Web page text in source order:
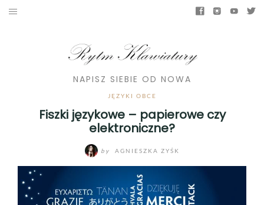
NAPISZ SIEBIE OD NOWA
JĘZYKI OBCE
Fiszki językowe – papierowe czy
elektroniczne?
by AGNIESZKA ZYŚK